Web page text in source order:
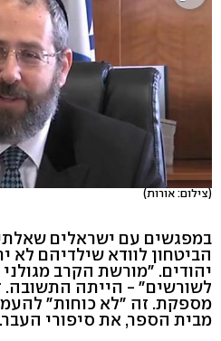
(צילום: אורות)
במפגשים עם ישראלים
הביטחון לוודא שילדיהם לא
יהודים. "מורשת הקרב
לשורשים" - הייתה התשובה.
מספקת. זה "לא כוחות"
מבית הספר, את סיפורי